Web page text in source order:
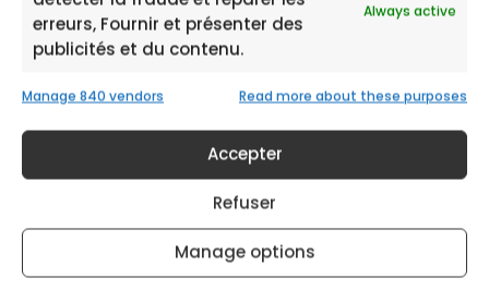
erreurs, Fournir et présenter des
publicités et du contenu.
Always active
Manage 840 vendors Read more about these purposes
Accepter
Refuser
Manage options